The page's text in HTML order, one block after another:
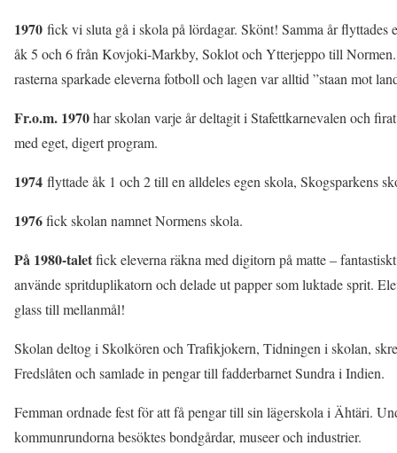
1970 fick vi sluta gå i skola på lördagar. Skönt! Samma år flyttades
åk 5 och 6 från Kovjoki-Markby, Soklot och Ytterjeppo till
rasterna sparkade eleverna fotboll och lagen var alltid ”staan mot
Fr.o.m. 1970har skolan varje år deltagit i Stafettkarnevalen och
med eget, digert program.
1974 flyttade åk 1 och 2 till en alldeles egen skola, Skogsparkens
1976fick skolan namnet Normens skola.
På 1980-taletfick eleverna räkna med digitorn på matte –
använde spritduplikatorn och delade ut papper som luktade sprit.
glass till mellanmål!
Skolan deltog i Skolkören och Trafikjokern, Tidningen i skolan,
Fredslåten och samlade in pengar till fadderbarnet Sundra i Indien.
Femman ordnade fest för att få pengar till sin lägerskola i Ähtäri.
kommunrundorna besöktes bondgårdar, museer och industrier.